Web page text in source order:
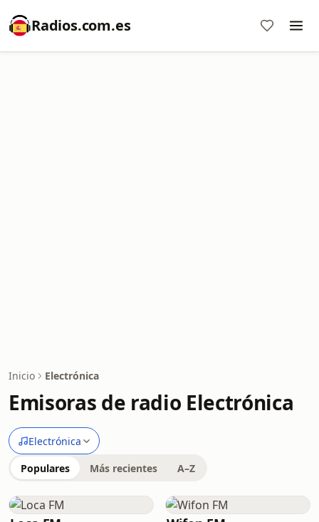
Radios.com.es
Inicio Electrónica
Emisoras de radio Electrónica
Electrónica
Populares Más recientes A–Z